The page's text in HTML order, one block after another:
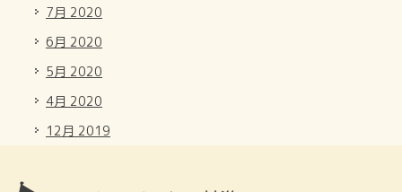
7月 2020
6月 2020
5月 2020
4月 2020
12月 2019